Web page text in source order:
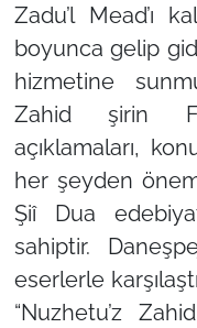
Zadu’l Mead’ı
boyunca gelip
hizmetine
Zahid şirin
açıklamaları,
her şeyden
Şiî Dua
sahiptir.
eserlerle
“Nuzhetu’z